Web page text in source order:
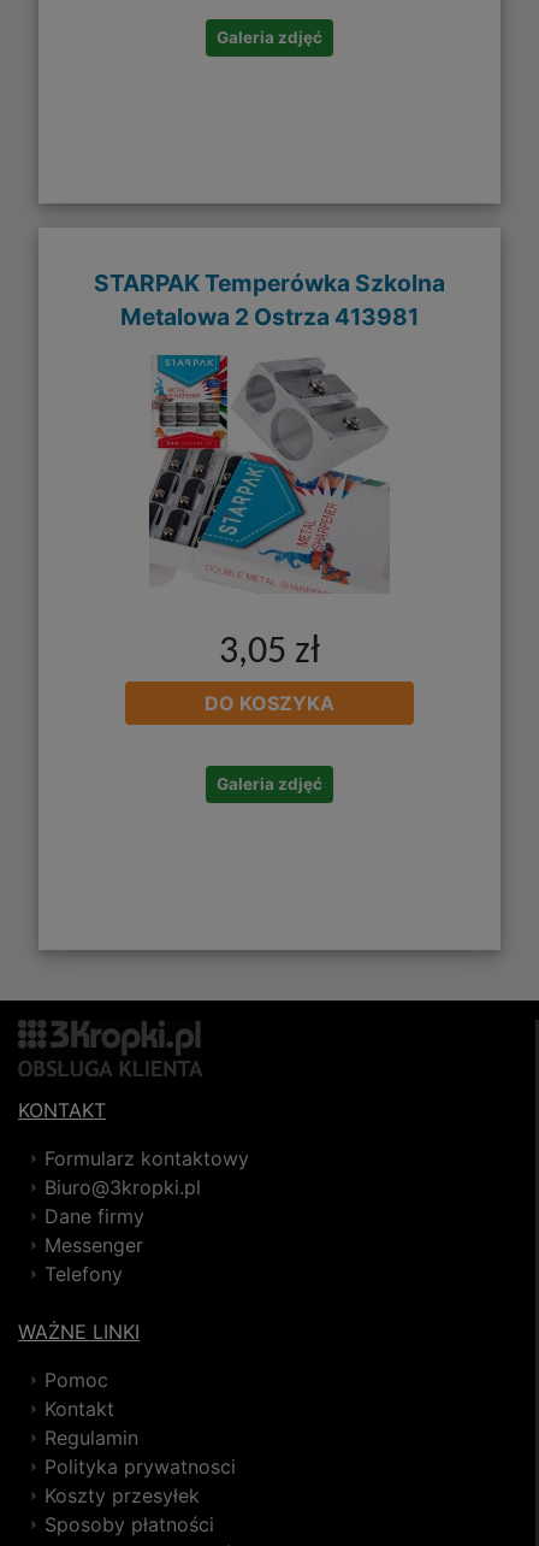
Galeria zdjęć
STARPAK Temperówka Szkolna
Metalowa 2 Ostrza 413981
3,05 zł
DO KOSZYKA
Galeria zdjęć
KONTAKT
Formularz kontaktowy
Biuro@3kropki.pl
Dane firmy
Messenger
Telefony
WAŻNE LINKI
Pomoc
Kontakt
Regulamin
Polityka prywatnosci
Koszty przesyłek
Sposoby płatności